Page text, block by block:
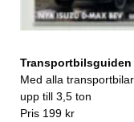
Transportbilsguiden
Med alla transportbilar
upp till 3,5 ton
Pris 199 kr